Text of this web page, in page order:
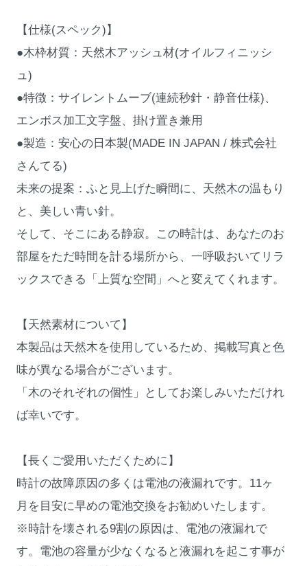
【仕様(スペック)】
●木枠材質：天然木アッシュ材(オイルフィニッシ
ュ)
●特徴：サイレントムーブ(連続秒針・静音仕様)、
エンボス加工文字盤、掛け置き兼用
●製造：安心の日本製(MADE IN JAPAN / 株式会社
さんてる)
未来の提案：ふと見上げた瞬間に、天然木の温もり
と、美しい青い針。
そして、そこにある静寂。この時計は、あなたのお
部屋をただ時間を計る場所から、一呼吸おいてリラ
ックスできる「上質な空間」へと変えてくれます。
【天然素材について】
本製品は天然木を使用しているため、掲載写真と色
味が異なる場合がございます。
「木のそれぞれの個性」としてお楽しみいただけれ
ば幸いです。
【長くご愛用いただくために】
時計の故障原因の多くは電池の液漏れです。11ヶ
月を目安に早めの電池交換をお勧めいたします。
※時計を壊される9割の原因は、電池の液漏れで
す。電池の容量が少なくなると液漏れを起こす事が